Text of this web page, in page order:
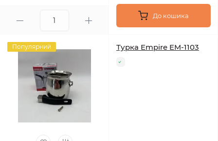
До кошика
Популярний Турка Empire EM-1103